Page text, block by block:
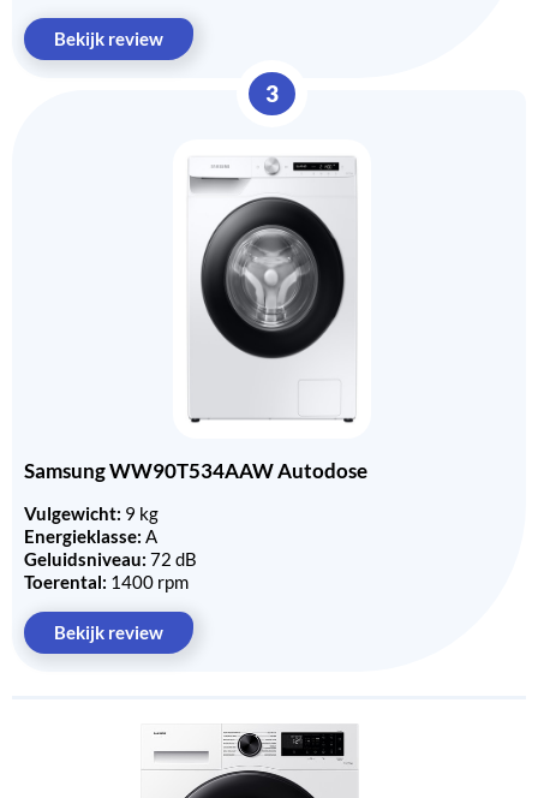
Bekijk review
3
Samsung WW90T534AAW Autodose
Vulgewicht: 9 kg
Energieklasse: A
Geluidsniveau: 72 dB
Toerental: 1400 rpm
Bekijk review